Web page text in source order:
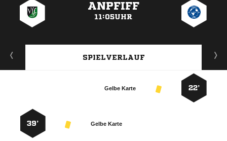
ANPFIFF
11:05UHR
SPIELVERLAUF
22’
Gelbe Karte
Gelbe Karte
39’